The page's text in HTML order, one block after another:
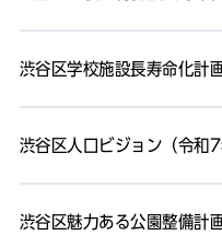
渋谷区学校施設長寿命化計
渋谷区人口ビジョン（令和7
渋谷区魅力ある公園整備計